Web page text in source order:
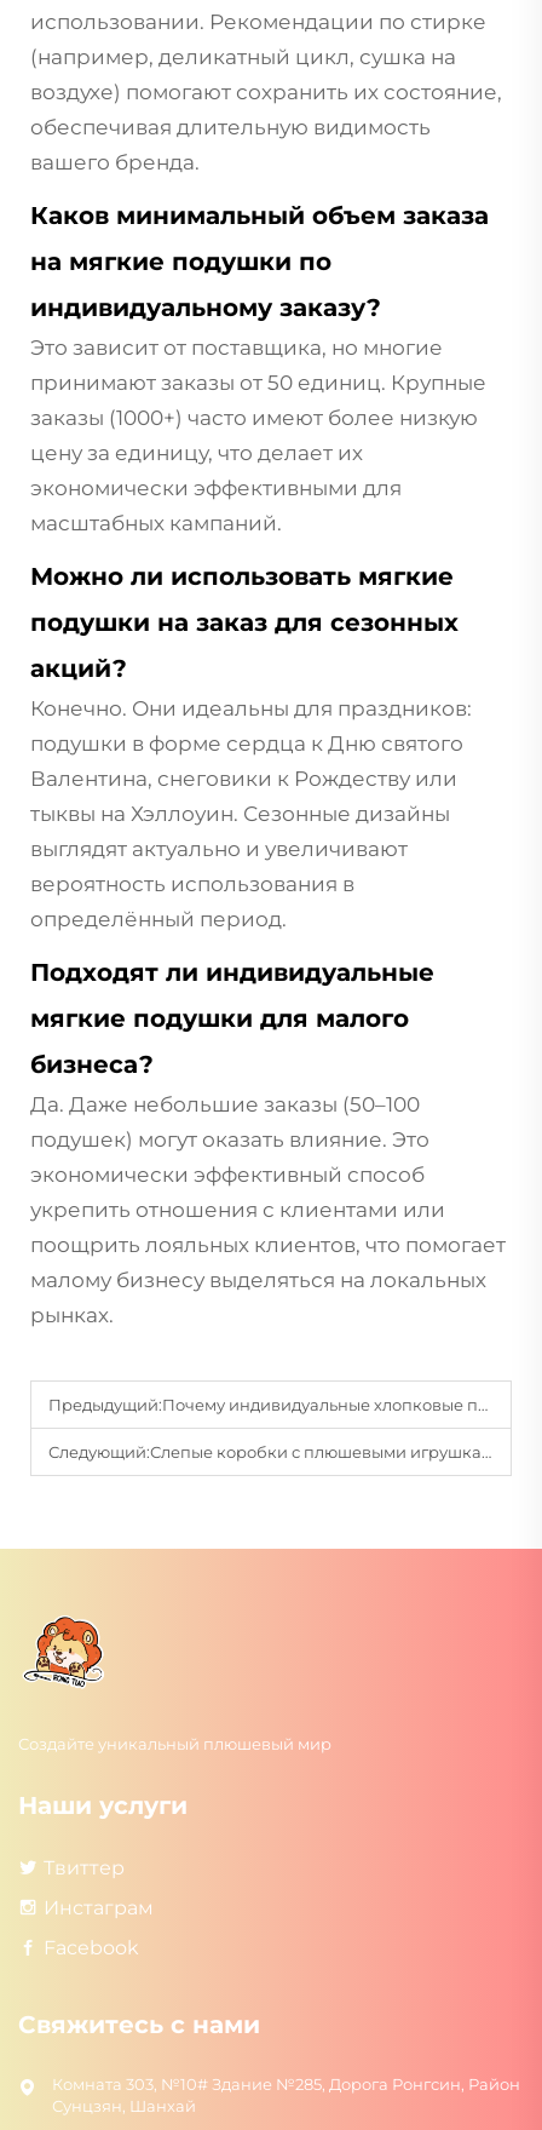
использовании. Рекомендации по стирке
(например, деликатный цикл, сушка на
воздухе) помогают сохранить их состояние,
обеспечивая длительную видимость
вашего бренда.
Каков минимальный объем заказа
на мягкие подушки по
индивидуальному заказу?
Это зависит от поставщика, но многие
принимают заказы от 50 единиц. Крупные
заказы (1000+) часто имеют более низкую
цену за единицу, что делает их
экономически эффективными для
масштабных кампаний.
Можно ли использовать мягкие
подушки на заказ для сезонных
акций?
Конечно. Они идеальны для праздников:
подушки в форме сердца к Дню святого
Валентина, снеговики к Рождеству или
тыквы на Хэллоуин. Сезонные дизайны
выглядят актуально и увеличивают
вероятность использования в
определённый период.
Подходят ли индивидуальные
мягкие подушки для малого
бизнеса?
Да. Даже небольшие заказы (50–100
подушек) могут оказать влияние. Это
экономически эффективный способ
укрепить отношения с клиентами или
поощрить лояльных клиентов, что помогает
малому бизнесу выделяться на локальных
рынках.
Предыдущий:Почему индивидуальные хлопковые плюшевые куклы становятся популярным выбором для особых случаев?
Следующий:Слепые коробки с плюшевыми игрушками: Заклинание счастья
Создайте уникальный плюшевый мир
Наши услуги
Твиттер
Инстаграм
Facebook
Свяжитесь с нами
Комната 303, №10# Здание №285, Дорога Ронгсин, Район
Сунцзян, Шанхай